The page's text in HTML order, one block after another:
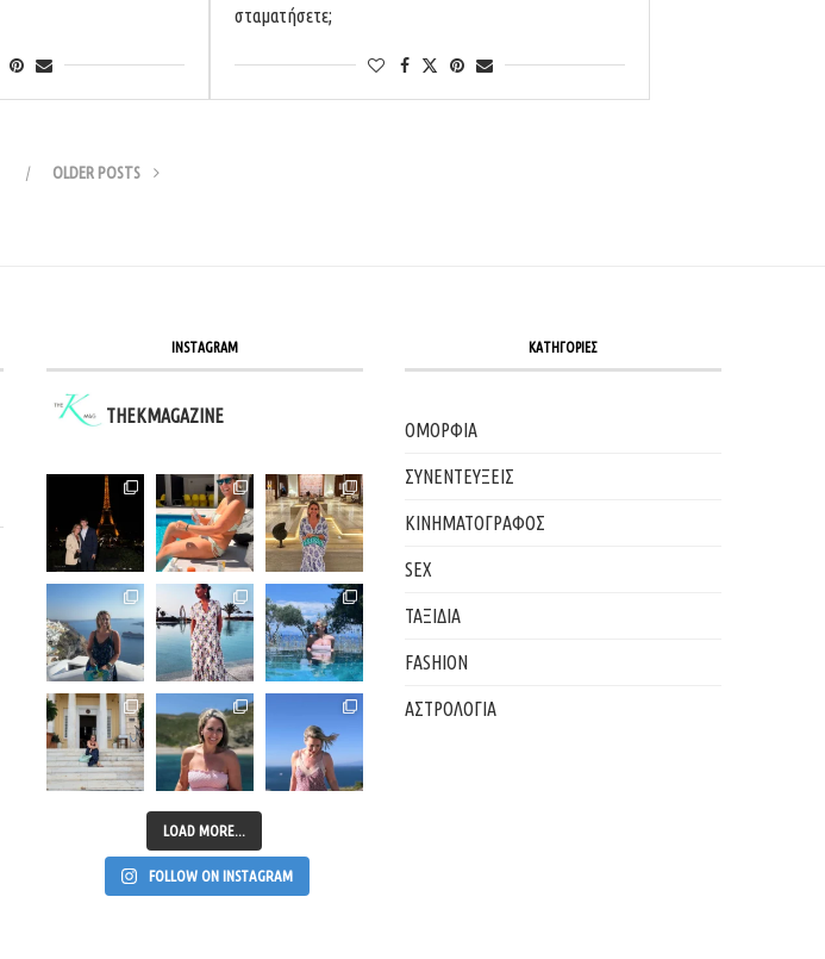
σταματήσετε;
OLDER POSTS
INSTAGRAM
THEKMAGAZINE
LOAD MORE...
FOLLOW ON INSTAGRAM
ΚΑΤΗΓΟΡΙΕΣ
ΟΜΟΡΦΙΑ
ΣΥΝΕΝΤΕΥΞΕΙΣ
ΚΙΝΗΜΑΤΟΓΡΑΦΟΣ
SEX
ΤΑΞΙΔΙΑ
FASHION
ΑΣΤΡΟΛΟΓΙΑ